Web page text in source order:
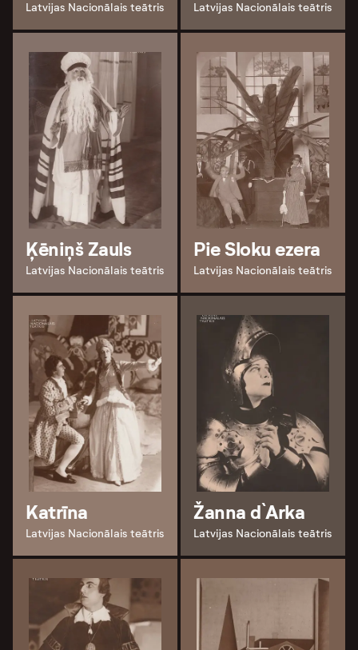
Latvijas Nacionālais teātris Latvijas Nacionālais teātris
Ķēniņš Zauls
Latvijas Nacionālais teātris
Pie Sloku ezera
Latvijas Nacionālais teātris
Katrīna
Latvijas Nacionālais teātris
Žanna d`Arka
Latvijas Nacionālais teātris